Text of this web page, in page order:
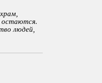
остаются.
людей,